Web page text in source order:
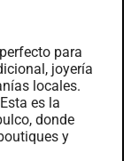
para
joyería
locales.
es la
donde
y